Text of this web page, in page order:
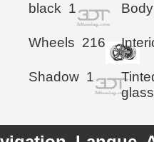
black 1 Body
Wheels 216
Shadow 1
glass